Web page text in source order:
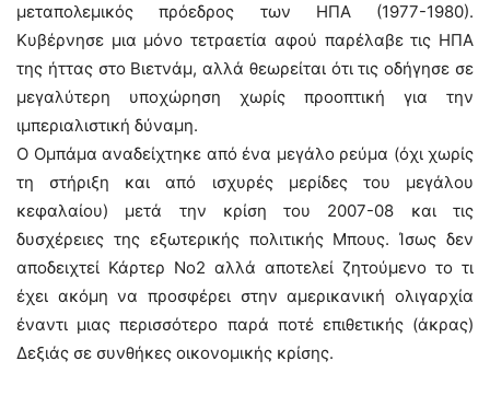
μεταπολεμικός πρόεδρος των ΗΠΑ (1977-1980).
Κυβέρνησε μια μόνο τετραετία αφού παρέλαβε τις ΗΠΑ
της ήττας στο Βιετνάμ, αλλά θεωρείται ότι τις οδήγησε σε
μεγαλύτερη υποχώρηση χωρίς προοπτική για την
ιμπεριαλιστική δύναμη.
Ο Ομπάμα αναδείχτηκε από ένα μεγάλο ρεύμα (όχι χωρίς
τη στήριξη και από ισχυρές μερίδες του μεγάλου
κεφαλαίου) μετά την κρίση του 2007-08 και τις
δυσχέρειες της εξωτερικής πολιτικής Μπους. Ίσως δεν
αποδειχτεί Κάρτερ Νο2 αλλά αποτελεί ζητούμενο το τι
έχει ακόμη να προσφέρει στην αμερικανική ολιγαρχία
έναντι μιας περισσότερο παρά ποτέ επιθετικής (άκρας)
Δεξιάς σε συνθήκες οικονομικής κρίσης.